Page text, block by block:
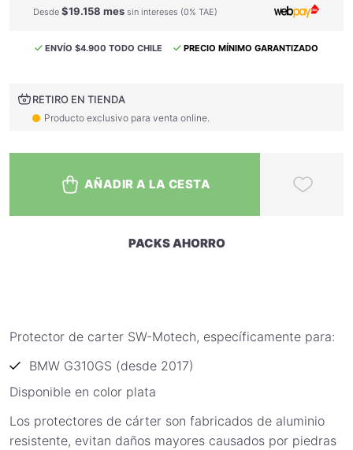
Desde $19.158 mes sin intereses (0% TAE)
ENVÍO $4.900 TODO CHILE PRECIO MÍNIMO GARANTIZADO
RETIRO EN TIENDA
Producto exclusivo para venta online.
AÑADIR A LA CESTA
PACKS AHORRO
Protector de carter SW-Motech, específicamente para:
BMW G310GS (desde 2017)
Disponible en color plata
Los protectores de cárter son fabricados de aluminio
resistente, evitan daños mayores causados por piedras